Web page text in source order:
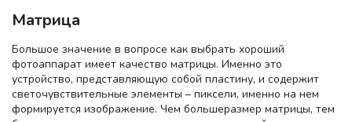
Матрица
Большое значение в вопросе как выбрать хороший
фотоаппарат имеет качество матрицы. Именно это
устройство, представляющую собой пластину, и содержит
светочувствительные элементы – пиксели, именно на нем
формируется изображение. Чем большеразмер матрицы, тем